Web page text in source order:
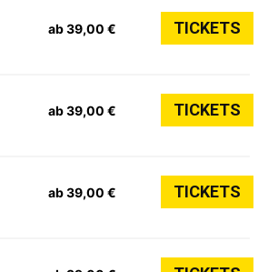
ab 39,00 € TICKETS
ab 39,00 € TICKETS
ab 39,00 € TICKETS